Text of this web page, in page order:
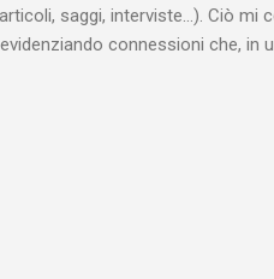
saggi, interviste…). Ciò mi
connessioni che, in
(già NotebookLM) e lo riempio